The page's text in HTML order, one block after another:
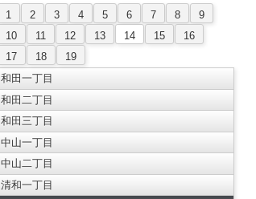
1 2 3 4 5 6 7 8
9
10
11 12 13 14 15
16
17
18
19
和田一丁目
和田二丁目
和田三丁目
中山一丁目
中山二丁目
清和一丁目